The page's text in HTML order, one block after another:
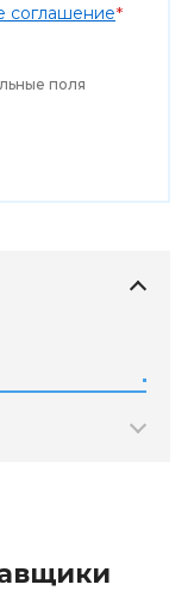
соглашение*
поля